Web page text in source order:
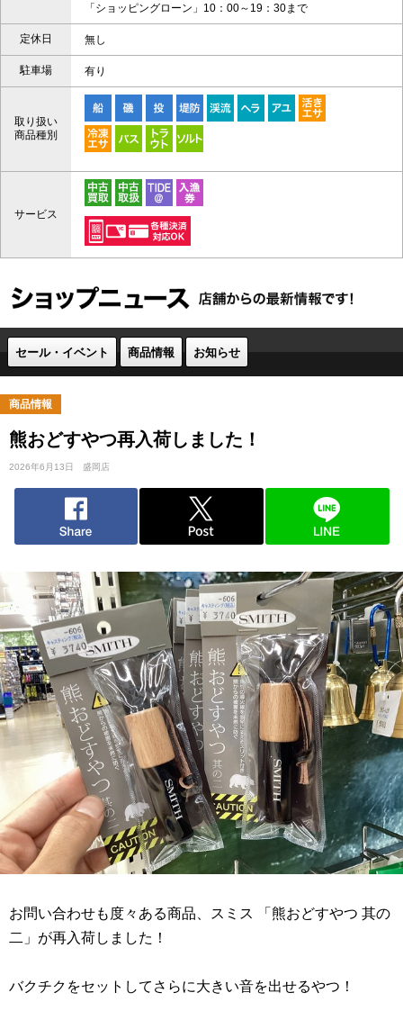
「ショッピングローン」10：00～19：30まで
定休日 無し
駐車場 有り
取り扱い
商品種別
サービス
セール・イベント 商品情報 お知らせ
商品情報
熊おどすやつ再入荷しました！
2026年6月13日 盛岡店
お問い合わせも度々ある商品、スミス 「熊おどすやつ 其の
二」が再入荷しました！
バクチクをセットしてさらに大きい音を出せるやつ！